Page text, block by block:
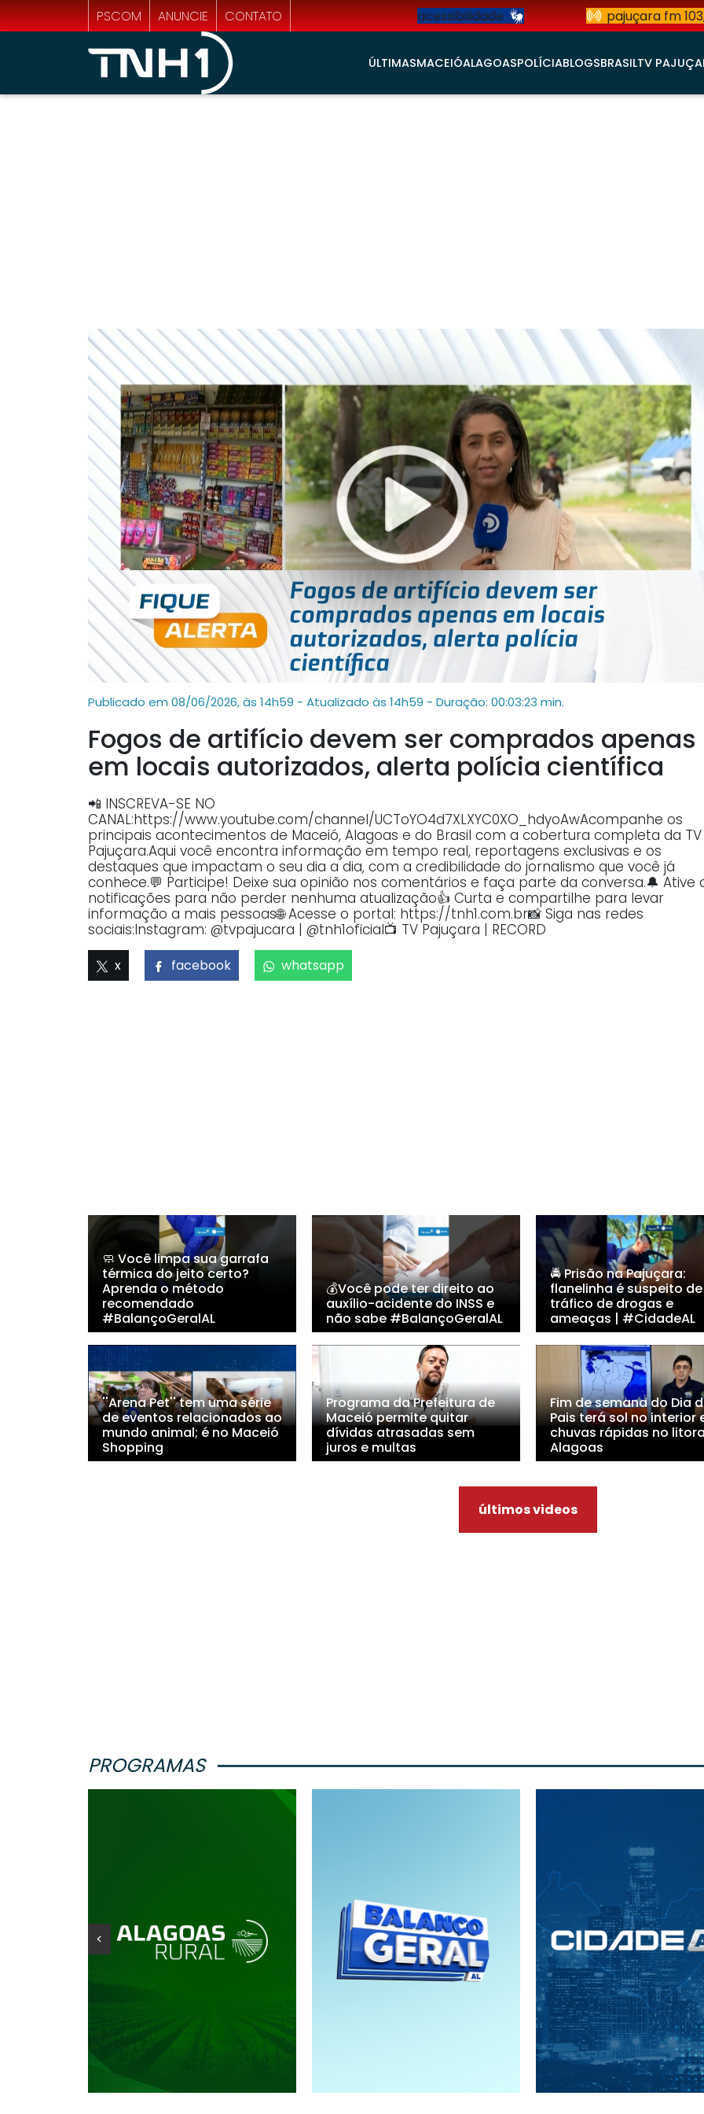
PSCOM ANUNCIE CONTATO acessibilidade pajuçara fm
ÚLTIMASMACEIÓALAGOASPOLÍCIABLOGSBRASILTV
Publicado em 08/06/2026, às 14h59 - Atualizado às 14h59 - Duração: 00:03:23 min.
Fogos de artifício devem ser comprados apenas
em locais autorizados, alerta polícia científica
📲 INSCREVA-SE NO
CANAL:https://www.youtube.com/channel/UCToYO4d7XLXYC0XO_hdyoAwAcompanhe os
principais acontecimentos de Maceió, Alagoas e do Brasil com a cobertura completa da TV
Pajuçara.Aqui você encontra informação em tempo real, reportagens exclusivas e os
destaques que impactam o seu dia a dia, com a credibilidade do jornalismo que você já
conhece.💬 Participe! Deixe sua opinião nos comentários e faça parte da conversa.🔔 Ative
notificações para não perder nenhuma atualização👍 Curta e compartilhe para levar
informação a mais pessoas🌐 Acesse o portal: https://tnh1.com.br📸 Siga nas redes
sociais:Instagram: @tvpajucara | @tnh1oficial📺 TV Pajuçara | RECORD
x facebook whatsapp
🧼 Você limpa sua garrafa
térmica do jeito certo?
Aprenda o método
recomendado
#BalançoGeralAL
💰Você pode ter direito ao
auxílio-acidente do INSS e
não sabe #BalançoGeralAL
🚔 Prisão na Pajuçara:
flanelinha é suspeito de
tráfico de drogas e
ameaças | #CidadeAL
''Arena Pet'' tem uma série
de eventos relacionados ao
mundo animal; é no Maceió
Shopping
Programa da Prefeitura de
Maceió permite quitar
dívidas atrasadas sem
juros e multas
Fim de semana do Dia
Pais terá sol no interior
chuvas rápidas no
Alagoas
últimos videos
PROGRAMAS
<